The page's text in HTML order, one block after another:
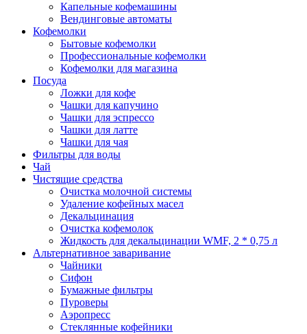
Капельные кофемашины
Вендинговые автоматы
Кофемолки
Бытовые кофемолки
Профессиональные кофемолки
Кофемолки для магазина
Посуда
Ложки для кофе
Чашки для капучино
Чашки для эспрессо
Чашки для латте
Чашки для чая
Фильтры для воды
Чай
Чистящие средства
Очистка молочной системы
Удаление кофейных масел
Декальцинация
Очистка кофемолок
Жидкость для декальцинации WMF, 2 * 0,75 л
Альтернативное заваривание
Чайники
Сифон
Бумажные фильтры
Пуроверы
Аэропресс
Стеклянные кофейники